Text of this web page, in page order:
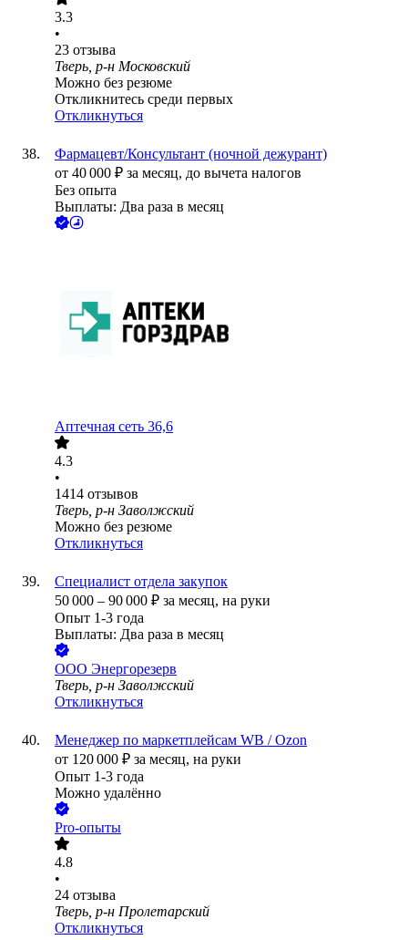
3.3
•
23 отзыва
Тверь, р-н Московский
Можно без резюме
Откликнитесь среди первых
Откликнуться
Фармацевт/Консультант (ночной дежурант)
от 40 000 ₽ за месяц, до вычета налогов
Без опыта
Выплаты: Два раза в месяц
Аптечная сеть 36,6
4.3
•
1414 отзывов
Тверь, р-н Заволжский
Можно без резюме
Откликнуться
Специалист отдела закупок
50 000 – 90 000 ₽ за месяц, на руки
Опыт 1-3 года
Выплаты: Два раза в месяц
ООО Энергорезерв
Тверь, р-н Заволжский
Откликнуться
Менеджер по маркетплейсам WB / Ozon
от 120 000 ₽ за месяц, на руки
Опыт 1-3 года
Можно удалённо
Pro-опыты
4.8
•
24 отзыва
Тверь, р-н Пролетарский
Откликнуться